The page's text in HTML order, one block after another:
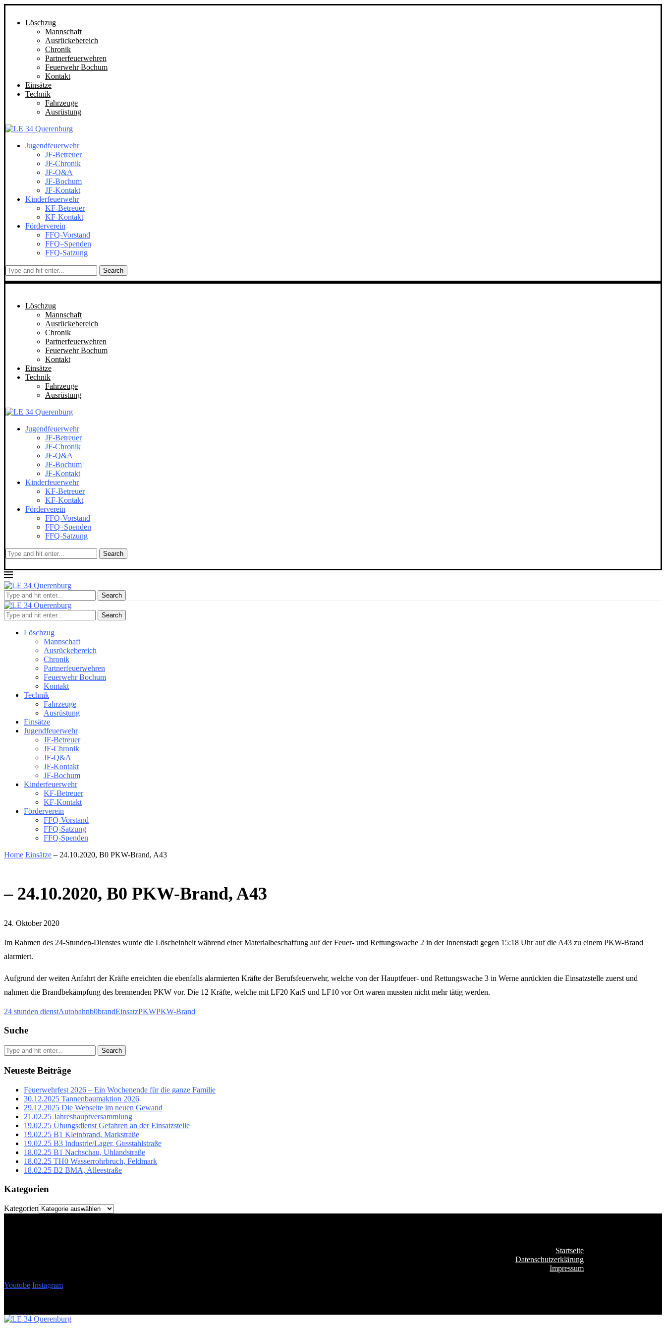
Löschzug
Mannschaft
Ausrückebereich
Chronik
Partnerfeuerwehren
Feuerwehr Bochum
Kontakt
Einsätze
Technik
Fahrzeuge
Ausrüstung
Jugendfeuerwehr
JF-Betreuer
JF-Chronik
JF-Q&A
JF-Bochum
JF-Kontakt
Kinderfeuerwehr
KF-Betreuer
KF-Kontakt
Förderverein
FFQ-Vorstand
FFQ–Spenden
FFQ-Satzung
Search
Löschzug
Mannschaft
Ausrückebereich
Chronik
Partnerfeuerwehren
Feuerwehr Bochum
Kontakt
Einsätze
Technik
Fahrzeuge
Ausrüstung
Jugendfeuerwehr
JF-Betreuer
JF-Chronik
JF-Q&A
JF-Bochum
JF-Kontakt
Kinderfeuerwehr
KF-Betreuer
KF-Kontakt
Förderverein
FFQ-Vorstand
FFQ–Spenden
FFQ-Satzung
Search
Search
Search
Löschzug
Mannschaft
Ausrückebereich
Chronik
Partnerfeuerwehren
Feuerwehr Bochum
Kontakt
Technik
Fahrzeuge
Ausrüstung
Einsätze
Jugendfeuerwehr
JF-Betreuer
JF-Chronik
JF-Q&A
JF-Kontakt
JF-Bochum
Kinderfeuerwehr
KF-Betreuer
KF-Kontakt
Förderverein
FFQ-Vorstand
FFQ-Satzung
FFQ-Spenden
Home Einsätze – 24.10.2020, B0 PKW-Brand, A43
– 24.10.2020, B0 PKW-Brand, A43
24. Oktober 2020
Im Rahmen des 24-Stunden-Dienstes wurde die Löscheinheit während einer Materialbeschaffung auf der Feuer- und Rettungswache 2 in der Innenstadt gegen 15:18 Uhr auf die A43 zu einem PKW-Brand
alarmiert.
Aufgrund der weiten Anfahrt der Kräfte erreichten die ebenfalls alarmierten Kräfte der Berufsfeuerwehr, welche von der Hauptfeuer- und Rettungswache 3 in Werne anrückten die Einsatzstelle zuerst und
nahmen die Brandbekämpfung des brennenden PKW vor. Die 12 Kräfte, welche mit LF20 KatS und LF10 vor Ort waren mussten nicht mehr tätig werden.
24 stunden dienstAutobahnb0brandEinsatzPKWPKW-Brand
Suche
Search
Neueste Beiträge
Feuerwehrfest 2026 – Ein Wochenende für die ganze Familie
30.12.2025 Tannenbaumaktion 2026
29.12.2025 Die Webseite im neuen Gewand
21.02.25 Jahreshauptversammlung
19.02.25 Übungsdienst Gefahren an der Einsatzstelle
19.02.25 B1 Kleinbrand, Markstraße
19.02.25 B3 Industrie/Lager, Gusstahlstraße
18.02.25 B1 Nachschau, Uhlandstraße
18.02.25 TH0 Wasserrohrbruch, Feldmark
18.02.25 B2 BMA, Alleestraße
Kategorien
Kategorien
Startseite
Datenschutzerklärung
Impressum
Youtube Instagram